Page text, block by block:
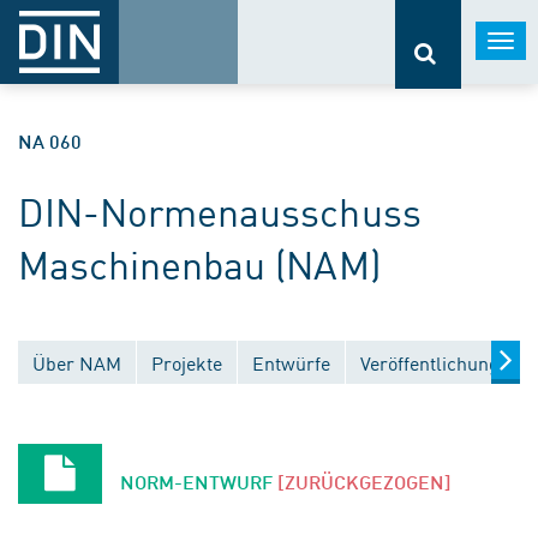
NA 060
DIN-Normenausschuss
Maschinenbau (NAM)
Über NAM Projekte Entwürfe Veröffentlichungen
NORM-ENTWURF [ZURÜCKGEZOGEN]